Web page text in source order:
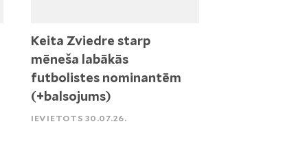
Keita Zviedre starp
mēneša labākās
futbolistes nominantēm
(+balsojums)
IEVIETOTS 30.07.26.